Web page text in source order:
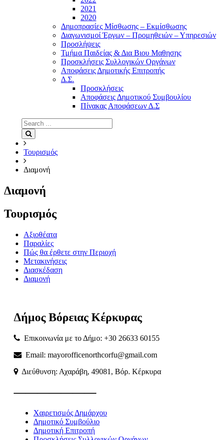
2021
2020
Δημοπρασίες Μίσθωσης – Εκμίσθωσης
Διαγωνισμοί Έργων – Προμηθειών – Υπηρεσιών
Προσλήψεις
Τμήμα Παιδείας & Δια Βιου Μαθησης
Προσκλήσεις Συλλογικών Οργάνων
Αποφάσεις Δημοτικής Επιτροπής
Δ.Σ.
Προσκλήσεις
Αποφάσεις Δημοτικού Συμβουλίου
Πίνακας Αποφάσεων Δ.Σ
Search
for:
Τουρισμός
Διαμονή
Διαμονή
Τουρισμός
Αξιοθέατα
Παραλίες
Πώς θα έρθετε στην Περιοχή
Μετακινήσεις
Διασκέδαση
Διαμονή
Δήμος Βόρειας Κέρκυρας
Επικοινωνία με το Δήμο: +30 26633 60155
Email: mayorofficenorthcorfu@gmail.com
Διεύθυνση: Αχαράβη, 49081, Βόρ. Κέρκυρα
———————
Χαιρετισμός Δημάρχου
Δημοτικό Συμβούλιο
Δημοτική Επιτροπή